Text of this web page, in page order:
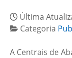
Última
Categoria
A Centrais de